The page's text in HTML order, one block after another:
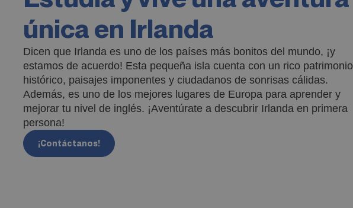
única en Irlanda
Dicen que Irlanda es uno de los países más bonitos del mundo, ¡y
estamos de acuerdo! Esta pequeña isla cuenta con un rico patrimonio
histórico, paisajes imponentes y ciudadanos de sonrisas cálidas.
Además, es uno de los mejores lugares de Europa para aprender y
mejorar tu nivel de inglés. ¡Aventúrate a descubrir Irlanda en primera
persona!
¡Contáctanos!